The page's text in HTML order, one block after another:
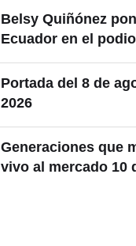
Belsy Quiñónez
Ecuador en el
Portada del 8 de
2026
Generaciones que
vivo al mercado 10